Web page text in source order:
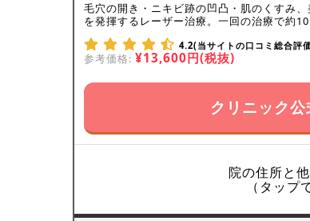
毛穴の開き・ニキビ跡の凹凸・肌のくすみ
を発揮するレーザー治療。一回の治療で約
4.2(当サイトの口コミ総合評
参考価格: ¥13,600円(税抜)
クリニック
院の住所と
（タップ